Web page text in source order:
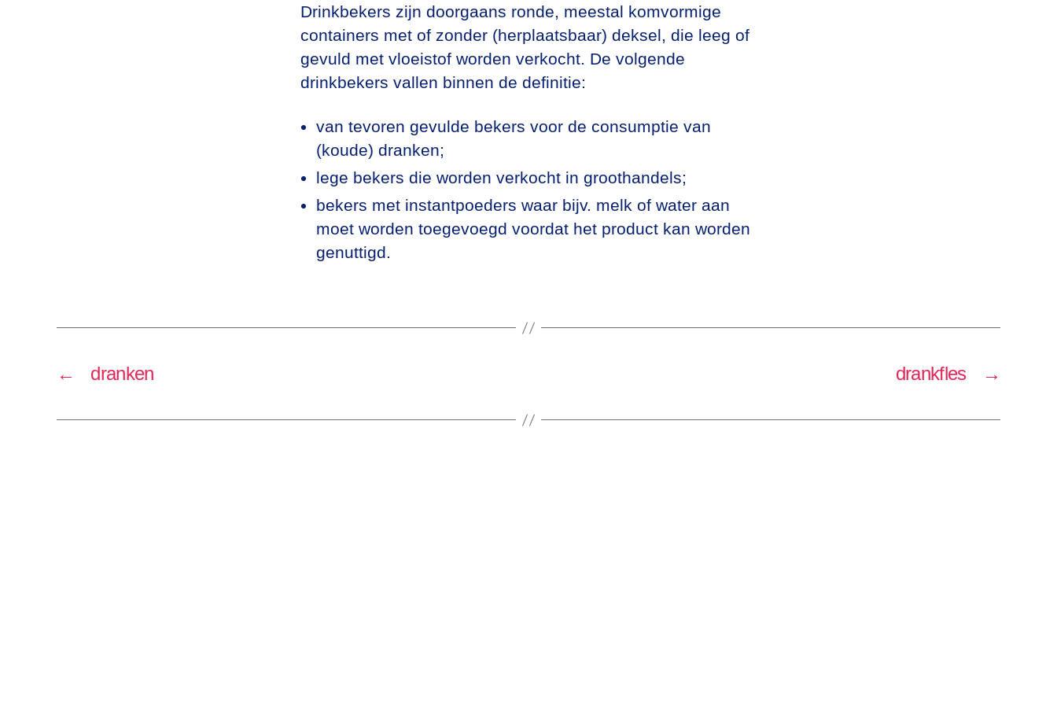
Drinkbekers zijn doorgaans ronde, meestal komvormige
containers met of zonder (herplaatsbaar) deksel, die leeg of
gevuld met vloeistof worden verkocht. De volgende
drinkbekers vallen binnen de definitie:
van tevoren gevulde bekers voor de consumptie van
(koude) dranken;
lege bekers die worden verkocht in groothandels;
bekers met instantpoeders waar bijv. melk of water aan
moet worden toegevoegd voordat het product kan worden
genuttigd.
← dranken →
drankfles